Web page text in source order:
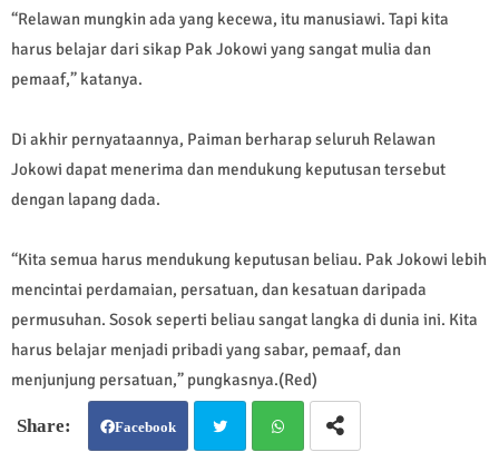
“Relawan mungkin ada yang kecewa, itu manusiawi. Tapi kita
harus belajar dari sikap Pak Jokowi yang sangat mulia dan
pemaaf,” katanya.
Di akhir pernyataannya, Paiman berharap seluruh Relawan
Jokowi dapat menerima dan mendukung keputusan tersebut
dengan lapang dada.
“Kita semua harus mendukung keputusan beliau. Pak Jokowi lebih
mencintai perdamaian, persatuan, dan kesatuan daripada
permusuhan. Sosok seperti beliau sangat langka di dunia ini. Kita
harus belajar menjadi pribadi yang sabar, pemaaf, dan
menjunjung persatuan,” pungkasnya.(Red)
Facebook